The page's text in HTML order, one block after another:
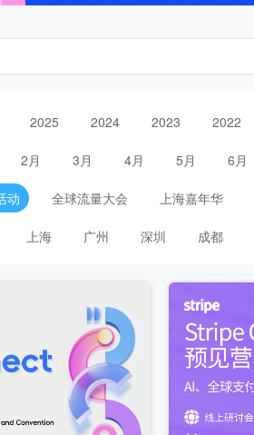
2025 2024 2023 2022
2月 3月 4月 5月 6月
动 全球流量大会 上海嘉年华
上海 广州 深圳 成都